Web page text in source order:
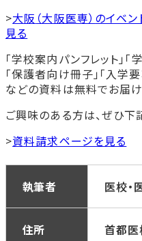
>大阪 （大阪医専） のイベン
見る
「学校案内パンフレット」
「保護者向け冊子」「入学
などの資料は無料でお届け
ご興味のある方は、ぜひ下
>資料請求ページを見る
執筆者 医校・
住所
首都医